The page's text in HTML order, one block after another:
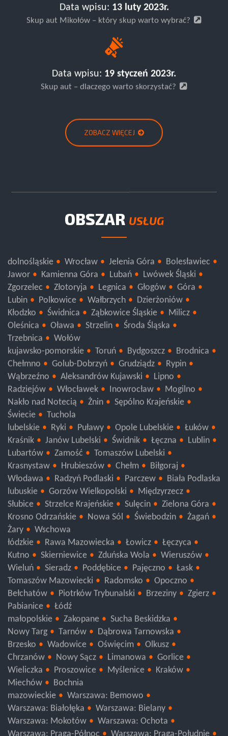
Data wpisu: 13 luty 2023r.
Skup aut Mikołów – który skup warto wybrać?
Data wpisu: 19 styczeń 2023r.
Skup aut – dlaczego warto skorzystać?
ZOBACZ WIĘCEJ
OBSZAR USŁUG
dolnośląskie Wrocław Jelenia Góra
Bolesławiec
Jawor
Kamienna Góra Lubań
Lwówek Śląski
Zgorzelec
Złotoryja Legnica Głogów
Góra
Lubin
Polkowice Wałbrzych
Dzierżoniów
Kłodzko
Świdnica Ząbkowice Śląskie
Milicz
Oleśnica
Oława Strzelin
Środa Śląska
Trzebnica
Wołów
kujawsko-pomorskie
Toruń Bydgoszcz
Brodnica
Chełmno
Golub-Dobrzyń Grudziądz
Rypin
Wąbrzeźno
Aleksandrów Kujawski
Lipno
Radziejów
Włocławek Inowrocław
Mogilno
Nakło nad Notecią
Żnin
Sępólno Krajeńskie
Świecie
Tuchola
lubelskie
Ryki Puławy Opole Lubelskie
Łuków
Kraśnik
Janów Lubelski Świdnik Łęczna
Lublin
Lubartów
Zamość
Tomaszów Lubelski
Krasnystaw
Hrubieszów Chełm
Biłgoraj
Włodawa
Radzyń Podlaski Parczew
Biała Podlaska
lubuskie
Gorzów Wielkopolski
Międzyrzecz
Słubice
Strzelce Krajeńskie Sulęcin
Zielona Góra
Krosno Odrzańskie
Nowa Sól Świebodzin
Żagań
Żary
Wschowa
łódzkie
Rawa Mazowiecka Łowicz
Łęczyca
Kutno
Skierniewice Zduńska Wola
Wieruszów
Wieluń
Sieradz Poddębice Pajęczno
Łask
Tomaszów Mazowiecki
Radomsko
Opoczno
Bełchatów
Piotrków Trybunalski Brzeziny
Zgierz
Pabianice
Łódź
małopolskie
Zakopane
Sucha Beskidzka
Nowy Targ
Tarnów
Dąbrowa Tarnowska
Brzesko
Wadowice Oświęcim
Olkusz
Chrzanów
Nowy Sącz Limanowa
Gorlice
Wieliczka
Proszowice Myślenice
Kraków
Miechów
Bochnia
mazowieckie
Warszawa: Bemowo
Warszawa: Białołęka
Warszawa: Bielany
Warszawa: Mokotów
Warszawa: Ochota